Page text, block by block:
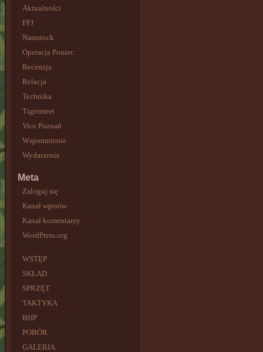
Aktualności
FPJ
Namstock
Operacja Poniec
Recenzja
Relacja
Technika
Tigermeet
Vice Poznań
Wspomnienie
Wydarzenie
Meta
Zaloguj się
Kanał wpisów
Kanał komentarzy
WordPress.org
WSTĘP
SKŁAD
SPRZĘT
TAKTYKA
BHP
POBÓR
GALERIA